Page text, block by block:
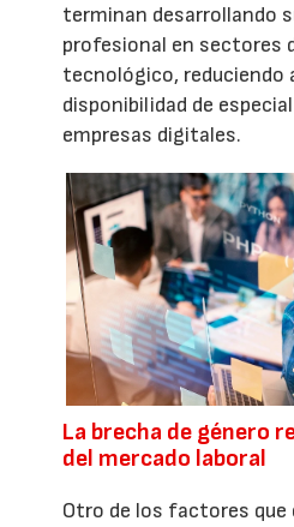
terminan desarrollando
profesional en sectores
tecnológico, reduciendo
disponibilidad de
empresas digitales.
La brecha de género
del mercado laboral
Otro de los factores que